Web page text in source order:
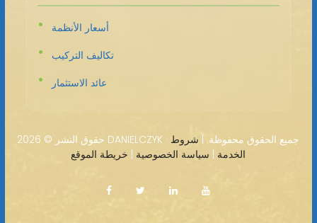
أسعار الأنظمة
تكاليف التركيب
عائد الاستثمار
حقوق النشر © 2026 DANIELCZYK · جميع الحقوق محفوظة. | شروط
الخدمة
سياسة الخصوصية خريطة الموقع